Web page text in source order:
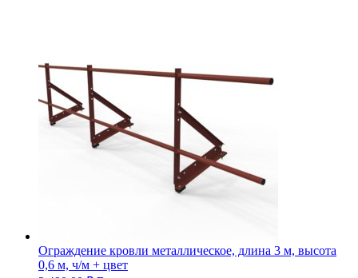
Ограждение кровли металлическое, длина 3 м, высота
0,6 м, ч/м + цвет